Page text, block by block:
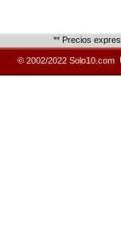
** Precios
© 2002/2022 Solo10.com